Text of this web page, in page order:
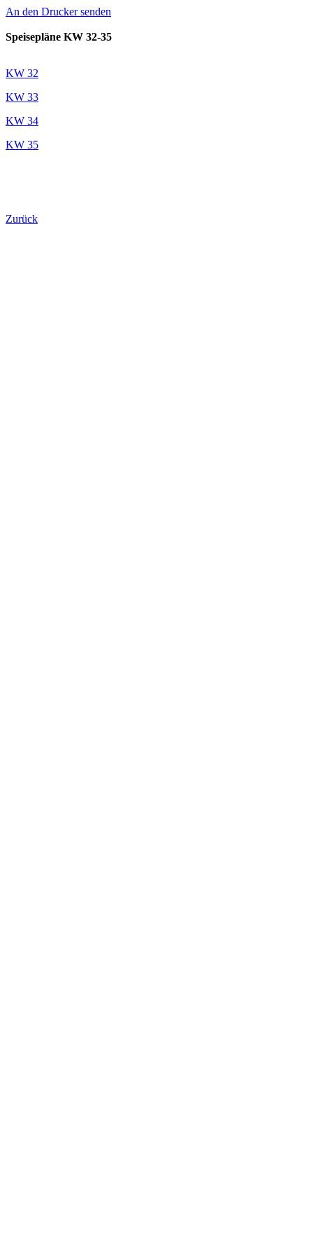
An den Drucker senden
Speisepläne KW 32-35
KW 32
KW 33
KW 34
KW 35
Zurück